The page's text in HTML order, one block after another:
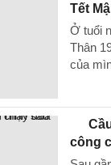
Tết
Ở tuổi
Thân
của
công